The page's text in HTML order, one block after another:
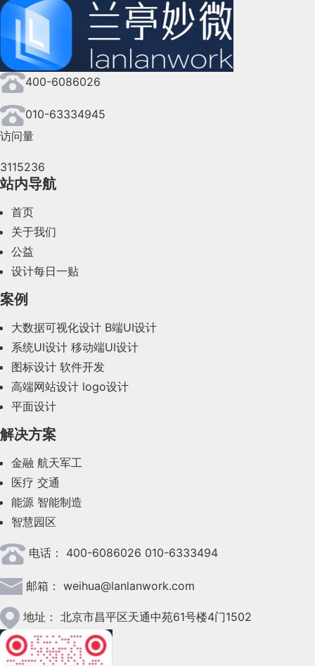
2024年9月(144)
2024年8月(164)
2024年7月(107)
2024年6月(63)
2024年4月(44)
2024年2月(58)
2023年10月(14)
2023年8月(88)
2023年7月(62)
2023年6月(58)
2023年5月(28)
2023年4月(47)
2023年3月(37)
2023年2月(90)
2023年1月(78)
2022年12月(45)
400-6086026
010-63334945
访问量
3115236
站内导航
首页
关于我们
公益
设计每日一贴
案例
大数据可视化设计 B端UI设计
系统UI设计 移动端UI设计
图标设计 软件开发
高端网站设计 logo设计
平面设计
解决方案
金融 航天军工
医疗 交通
能源 智能制造
智慧园区
电话： 400-6086026 010-6333494
邮箱： weihua@lanlanwork.com
地址： 北京市昌平区天通中苑61号楼4门1502